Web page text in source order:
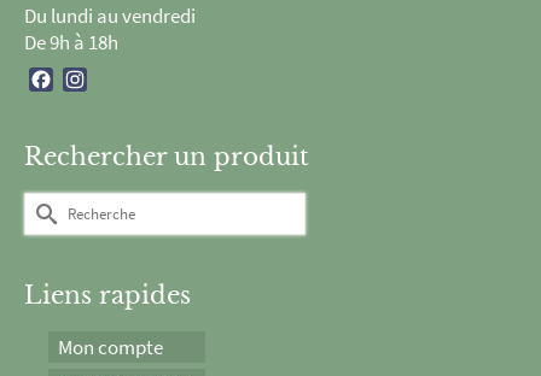
Du lundi au vendredi
De 9h à 18h
Facebook
Rechercher un produit
Rechercher :
Liens rapides
Mon compte